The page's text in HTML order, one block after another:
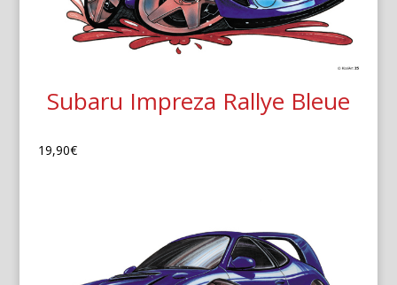
Subaru Impreza Rallye Bleue
19,90€